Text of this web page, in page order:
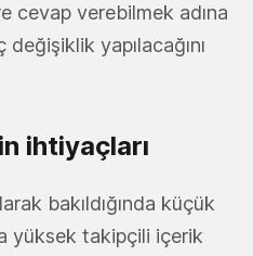
cevap verebilmek adına
yapılacağını
ihtiyaçları
bakıldığında küçük
yüksek takipçili içerik